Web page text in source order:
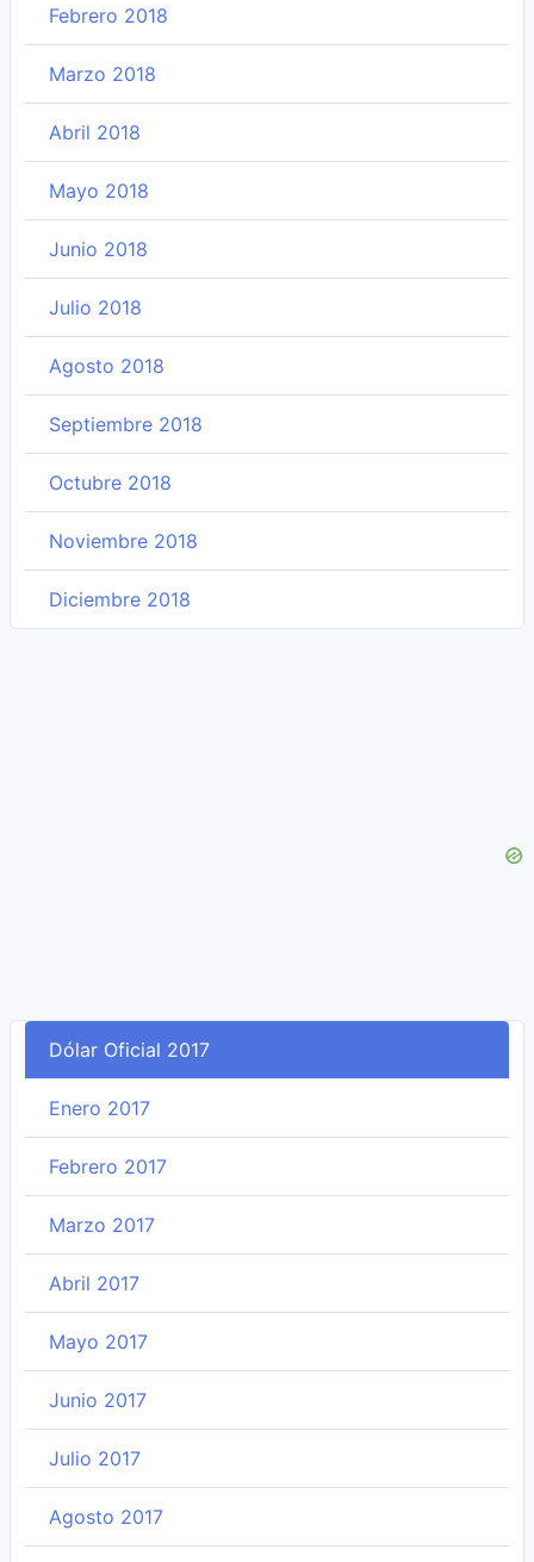
Febrero 2018
Marzo 2018
Abril 2018
Mayo 2018
Junio 2018
Julio 2018
Agosto 2018
Septiembre 2018
Octubre 2018
Noviembre 2018
Diciembre 2018
Dólar Oficial 2017
Enero 2017
Febrero 2017
Marzo 2017
Abril 2017
Mayo 2017
Junio 2017
Julio 2017
Agosto 2017